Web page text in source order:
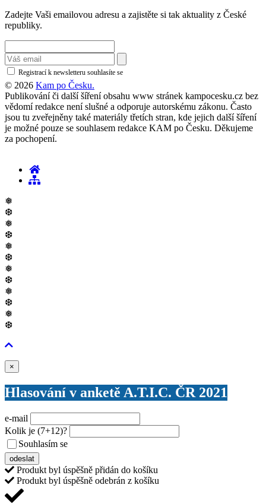
Zadejte Vaši emailovou adresu a zajistěte si tak aktuality z České
republiky.
Registrací k newsletteru souhlasíte se
© 2026 Kam po Česku.
Publikování či další šíření obsahu www stránek kampocesku.cz bez
vědomí redakce není slušné a odporuje autorskému zákonu. Často
jsou tu zveřejněny také materiály třetích stran, kde jejich další šíření
je možné pouze se souhlasem redakce KAM po Česku. Děkujeme
za pochopení.
❅
❆
❅
❆
❅
❆
❅
❆
❅
❆
❅
❆
×
Hlasování v anketě A.T.I.C. ČR 2021
e-mail
Kolik je (7+12)?
Souhlasím se
odeslat
Produkt byl úspěšně přidán do košíku
Produkt byl úspěšně odebrán z košíku